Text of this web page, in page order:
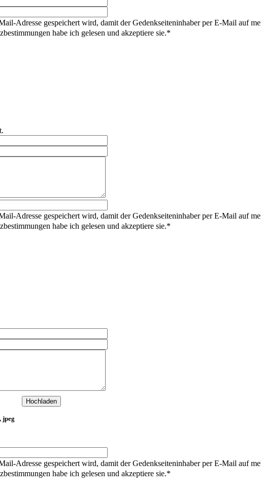
Adresse gespeichert wird, damit der Gedenkseiteninhaber per E-Mail auf
habe ich gelesen und akzeptiere sie.
Adresse gespeichert wird, damit der Gedenkseiteninhaber per E-Mail auf
habe ich gelesen und akzeptiere sie.
jpeg
Adresse gespeichert wird, damit der Gedenkseiteninhaber per E-Mail auf
habe ich gelesen und akzeptiere sie.